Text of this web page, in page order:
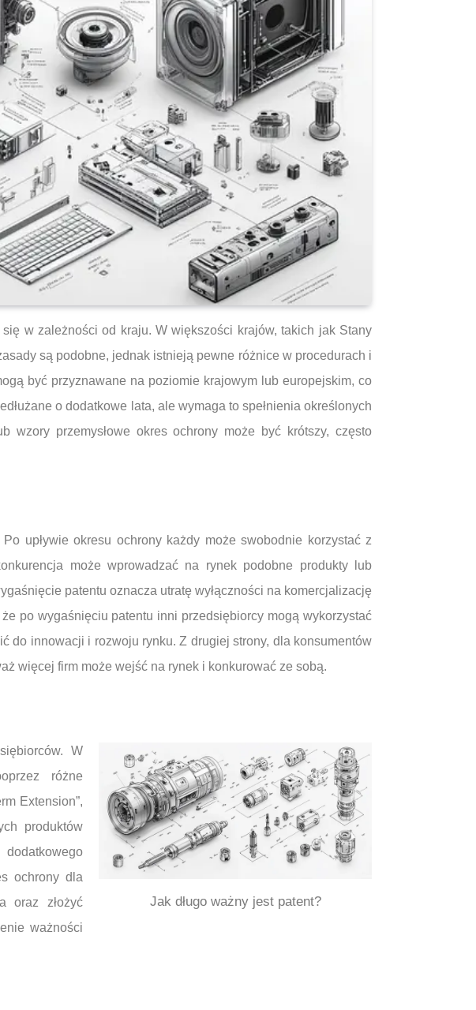
w zależności od kraju. W większości krajów, takich jak Stany
są podobne, jednak istnieją pewne różnice w procedurach i
być przyznawane na poziomie krajowym lub europejskim, co
o dodatkowe lata, ale wymaga to spełnienia określonych
przemysłowe okres ochrony może być krótszy, często
upływie okresu ochrony każdy może swobodnie korzystać z
może wprowadzać na rynek podobne produkty lub
patentu oznacza utratę wyłączności na komercjalizację
po wygaśnięciu patentu inni przedsiębiorcy mogą wykorzystać
do innowacji i rozwoju rynku. Z drugiej strony, dla konsumentów
więcej firm może wejść na rynek i konkurować ze sobą.
Jak długo ważny jest patent?
W
różne
Extension”,
produktów
ochrony dla
oraz złożyć
ważności